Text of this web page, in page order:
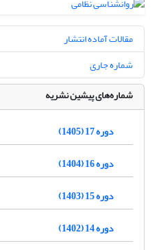
مقالات آماده انتشار
شماره جاری
شماره‌های پیشین نشریه
دوره 17 (1405)
دوره 16 (1404)
دوره 15 (1403)
دوره 14 (1402)